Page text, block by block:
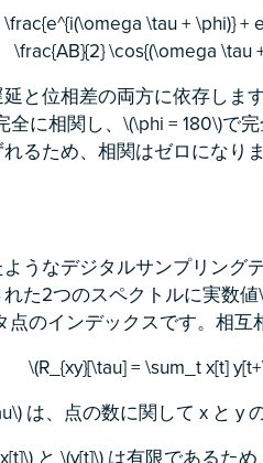
\tau + \phi)} +
\frac{AB}{2} \cos{(\omega \tau
と位相差の両方に依存しま
全に相関し、\(\phi = 180\)で
るため、相関はゼロになりま
うなデジタルサンプリング
た2つのスペクトルに実数
のインデックスです。相互
\(R_{xy}[\tau] = \sum_t x[t]
は、点の数に関して x と y
と \(y[t]\) は有限であるた